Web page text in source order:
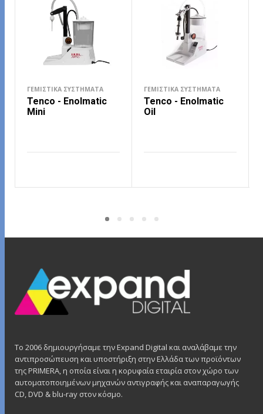
ΓΕΜΙΣΤΙΚΆ ΣΥΣΤΉΜΑΤΑ
Tenco - Enolmatic
Mini
ΓΕΜΙΣΤΙΚΆ ΣΥΣΤΉΜΑΤΑ
Tenco - Enolmatic
Oil
Το 2006 δημιουργήσαμε την Expand Digital και αναλάβαμε την
αντιπροσώπευση και υποστήριξη στην Ελλάδα των προϊόντων
της PRIMERA, η οποία είναι η κορυφαία εταιρία στον χώρο των
αυτοματοποιημένων μηχανών αντιγραφής και αναπαραγωγής
CD, DVD & blu-ray στον κόσμο.